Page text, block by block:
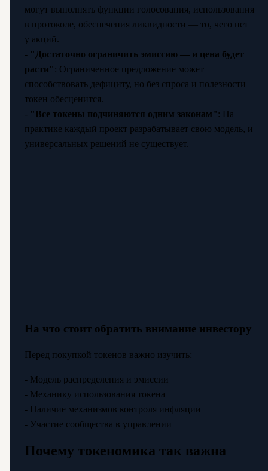
могут выполнять функции голосования, использования
в протоколе, обеспечения ликвидности — то, чего нет
у акций.
- "Достаточно ограничить эмиссию — и цена будет
расти" : Ограниченное предложение может
способствовать дефициту, но без спроса и полезности
токен обесценится.
- "Все токены подчиняются одним законам" : На
практике каждый проект разрабатывает свою модель, и
универсальных решений не существует.
На что стоит обратить внимание инвестору
Перед покупкой токенов важно изучить:
- Модель распределения и эмиссии
- Механику использования токена
- Наличие механизмов контроля инфляции
- Участие сообщества в управлении
Почему токеномика так важна